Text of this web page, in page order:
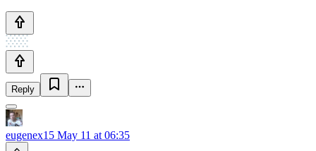
Reply
eugenex15 May 11 at 06:35